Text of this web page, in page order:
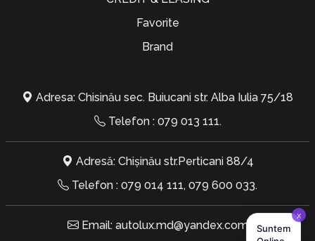
Favorite
Brand
Adresa: Chisinău sec. Buiucani str. Alba Iulia 75/18
Telefon : 079 013 111.
Adresă: Chișinău str.Perticani 88/4
Telefon : 079 014 111, 079 600 033.
Email: autolux.md@yandex.com